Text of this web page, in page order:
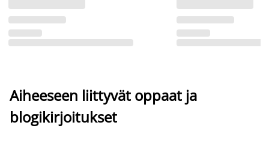
Aiheeseen liittyvät oppaat ja
blogikirjoitukset